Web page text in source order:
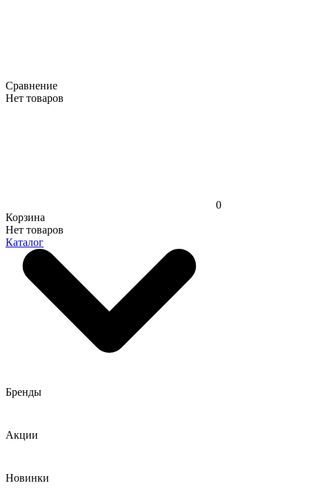
Сравнение
Нет товаров
0
Корзина
Нет товаров
Каталог
Бренды
Акции
Новинки